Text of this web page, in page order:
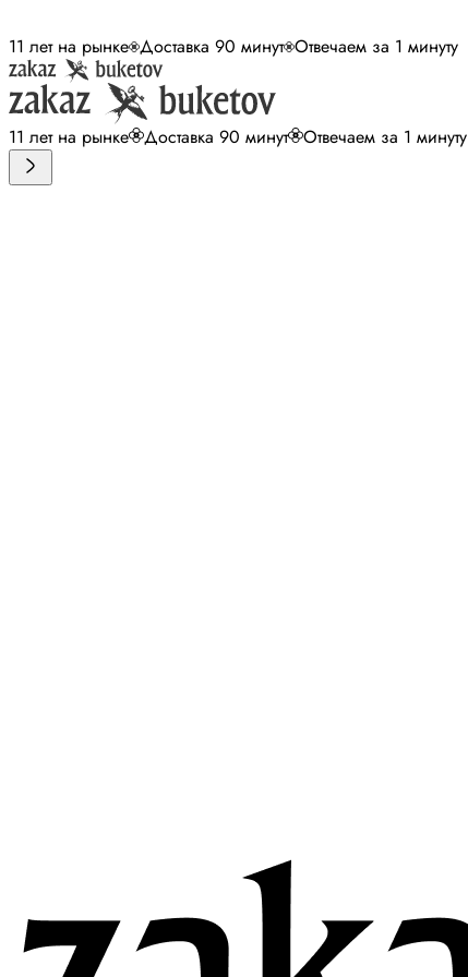
11 лет на рынке Доставка 90 минут Отвечаем за 1 минуту
11 лет на рынке Доставка 90 минут Отвечаем за 1 минуту